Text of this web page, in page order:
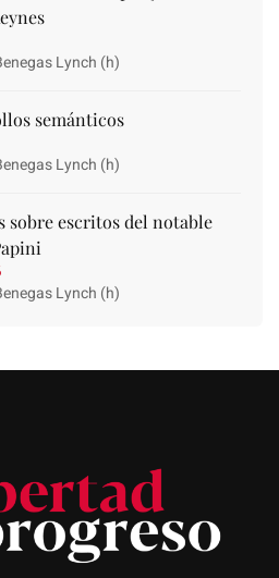
Lynch (h)
semánticos
Lynch (h)
sobre escritos del notable
Lynch (h)